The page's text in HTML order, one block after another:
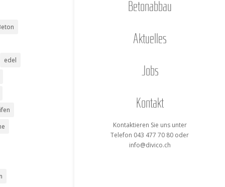
Beton­ab­bau
Aktu­el­les
Jobs
Kon­takt
Kon­tak­tie­ren Sie uns unter
Tele­fon 043 477 70 80 oder
info@divico.ch
edel